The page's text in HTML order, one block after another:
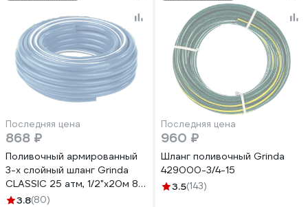
Последняя цена
868 ₽
Поливочный армированный
3-х слойный шланг Grinda
CLASSIC 25 атм, 1/2"х20м 8-
429001-1/2-20_z02
3.8(80)
Последняя цена
960 ₽
Шланг поливочный Grinda
429000-3/4-15
3.5(143)